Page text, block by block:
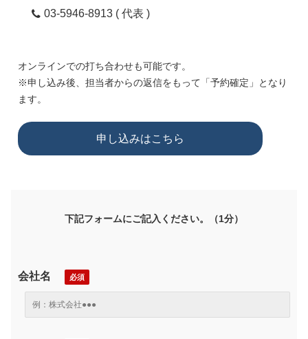
03-5946-8913 ( 代表 )
オンラインでの打ち合わせも可能です。
※申し込み後、担当者からの返信をもって「予約確定」となり
ます。
申し込みはこちら
下記フォームにご記入ください。（1分）
会社名